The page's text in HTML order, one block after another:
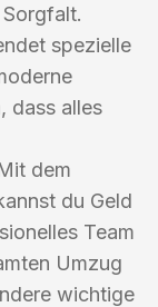
spezielle
dass alles
dem
du Geld
Team
Umzug
wichtige